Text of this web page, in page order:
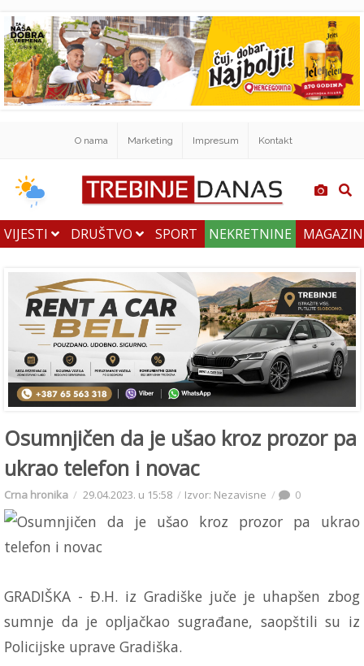
O nama Marketing Impresum Kontakt
VIJESTI DRUŠTVO SPORT NEKRETNINE
Osumnjičen da je ušao kroz prozor pa
ukrao telefon i novac
Crna hronika 29.04.2023. u 15:58 Izvor: Nezavisne 0
GRADIŠKA - Đ.H. iz Gradiške juče je uhapšen zbog
sumnje da je opljačkao sugrađane, saopštili su iz
Policijske uprave Gradiška.